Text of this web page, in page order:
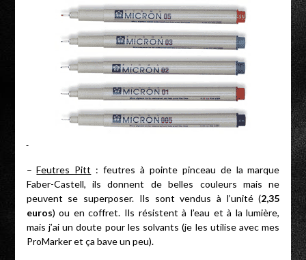
–Feutres Pitt : feutres à pointe pinceau de la marque
Faber-Castell, ils donnent de belles couleurs mais ne
peuvent se superposer. Ils sont vendus à l’unité (2,35
euros) ou en coffret. Ils résistent à l’eau et à la lumière,
mais j’ai un doute pour les solvants (je les utilise avec mes
ProMarker et ça bave un peu).